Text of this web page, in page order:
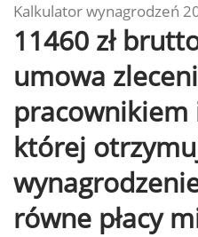
Kalkulator wynagrodzeń
11460 zł
umowa
której
równe płacy